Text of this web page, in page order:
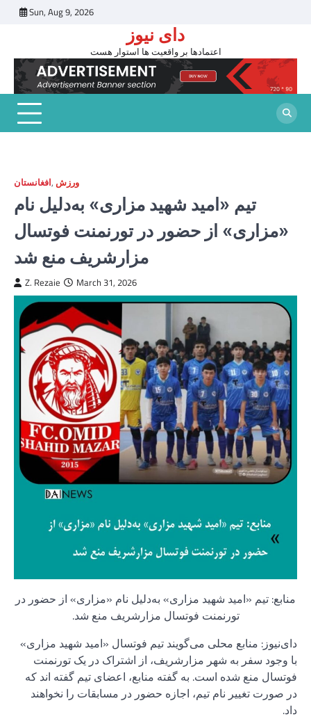
Sun, Aug 9, 2026
دای نیوز
اعتمادها بر واقعیت ها استوار هست
افغانستان, ورزش
تیم «امید شهید مزاری» به‌دلیل نام
«مزاری» از حضور در تورنمنت فوتسال
مزارشریف منع شد
Z. Rezaie March 31, 2026
منابع: تیم «امید شهید مزاری» به‌دلیل نام «مزاری» از حضور در
تورنمنت فوتسال مزارشریف منع شد.
دای‌نیوز: منابع محلی می‌گویند تیم فوتسال «امید شهید مزاری»
با وجود سفر به شهر مزارشریف، از اشتراک در یک تورنمنت
فوتسال منع شده است. به گفته منابع، اعضای تیم گفته اند که
در صورت تغییر نام تیم، اجازه حضور در مسابقات را نخواهند
داد.